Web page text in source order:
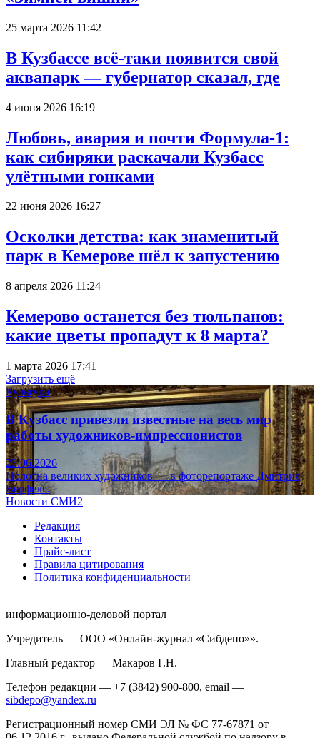
25 марта 2026 11:42
В Кузбассе всё-таки появится свой
аквапарк — губернатор сказал, где
4 июня 2026 16:19
Любовь, авария и почти Формула-1:
как сибиряки раскачали Кузбасс
улётными гонками
22 июня 2026 16:27
Осколки детства: как знаменитый
парк в Кемерове шёл к запустению
8 апреля 2026 11:24
Кемерово останется без тюльпанов:
какие цветы пропадут к 8 марта?
1 марта 2026 17:41
Загрузить ещё
Культура
В Кузбасс привезли известные на весь мир
работы художников-импрессионистов
23.06.2026
Полотна великих художников — в фоторепортаже Дмитрия
Верфеля.
Новости СМИ2
Редакция
Контакты
Прайс-лист
Правила цитирования
Политика конфиденциальности
информационно-деловой портал
Учредитель — ООО «Онлайн-журнал «Сибдепо»».
Главный редактор — Макаров Г.Н.
Телефон редакции — +7 (3842) 900-800, email —
sibdepo@yandex.ru
Регистрационный номер СМИ ЭЛ № ФС 77-67871 от